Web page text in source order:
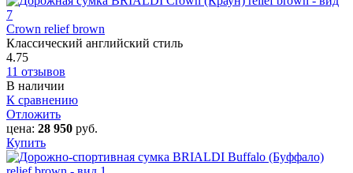
Crown relief brown
Классический английский стиль
4.75
11 отзывов
В наличии
К сравнению
Отложить
цена: 28 950 руб.
Купить